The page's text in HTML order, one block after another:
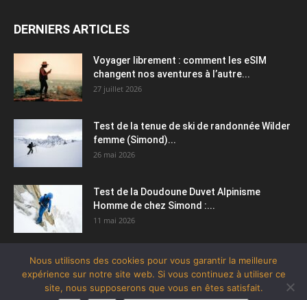
DERNIERS ARTICLES
Voyager librement : comment les eSIM
changent nos aventures à l’autre...
27 juillet 2026
Test de la tenue de ski de randonnée Wilder
femme (Simond)...
26 mai 2026
Test de la Doudoune Duvet Alpinisme
Homme de chez Simond :...
11 mai 2026
Nous utilisons des cookies pour vous garantir la meilleure
expérience sur notre site web. Si vous continuez à utiliser ce
site, nous supposerons que vous en êtes satisfait.